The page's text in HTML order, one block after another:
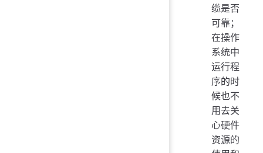
缆是否
可靠；
在操作
系统中
运行程
序的时
候也不
用去关
心硬件
资源的